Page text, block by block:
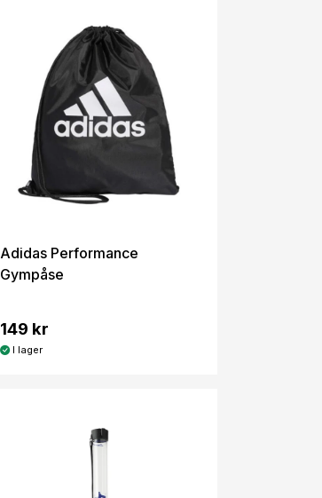
Adidas Performance
Gympåse
149 kr
I lager